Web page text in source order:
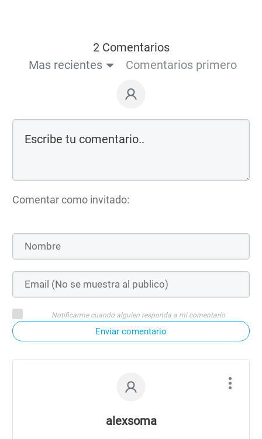
2 Comentarios
Mas recientes
Comentarios primero
Comentar como invitado:
Notificarme cuando alguien responda a mi comentario
Enviar comentario
alexsoma